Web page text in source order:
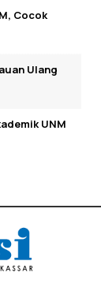
Cocok
Ulang
UNM